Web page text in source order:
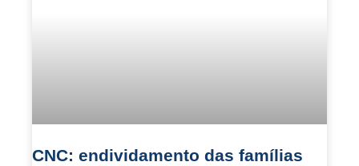
CNC: endividamento das famílias